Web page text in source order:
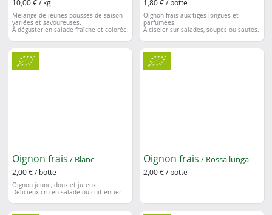
10,00 € / kg
Mélange de jeunes pousses de saison
variées et savoureuses.
À déguster en salade fraîche et colorée.
1,80 € / botte
Oignon frais aux tiges longues et
parfumées.
À ciseler sur salades, soupes ou sautés.
Oignon frais / Blanc
2,00 € / botte
Oignon jeune, doux et juteux.
Délicieux cru en salade ou cuit entier.
Oignon frais / Rossa lunga
2,00 € / botte